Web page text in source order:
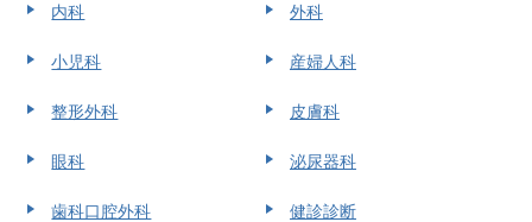
内科 外科
小児科 産婦人科
整形外科 皮膚科
眼科 泌尿器科
歯科口腔外科 健診診断